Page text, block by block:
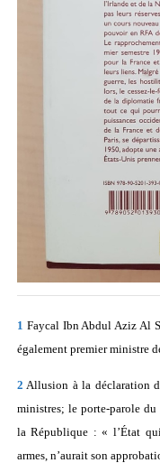
1 Faycal Ibn Abdul Aziz Al
également premier ministre
2 Allusion à la déclaration
ministres; le porte-parole
la République : « l’État
armes, n’aurait son